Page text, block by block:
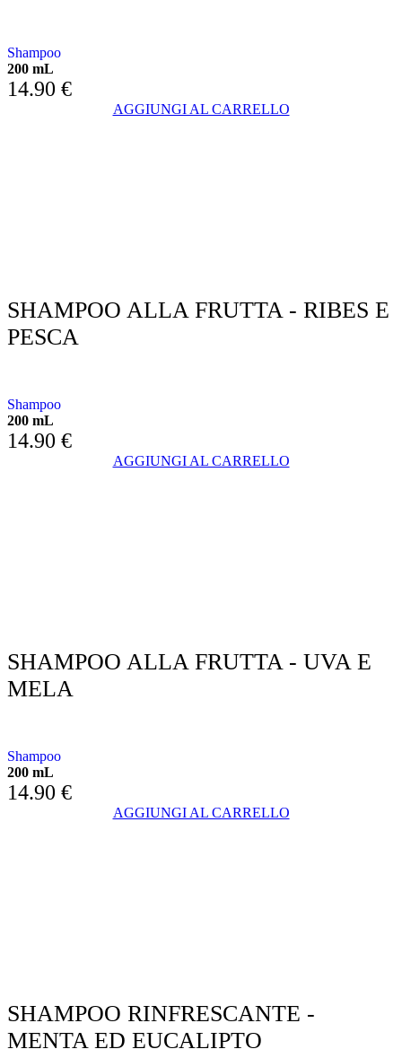
Shampoo
200 mL
14.90 €
AGGIUNGI AL CARRELLO
SHAMPOO ALLA FRUTTA - RIBES E
PESCA
Shampoo
200 mL
14.90 €
AGGIUNGI AL CARRELLO
SHAMPOO ALLA FRUTTA - UVA E
MELA
Shampoo
200 mL
14.90 €
AGGIUNGI AL CARRELLO
SHAMPOO RINFRESCANTE -
MENTA ED EUCALIPTO